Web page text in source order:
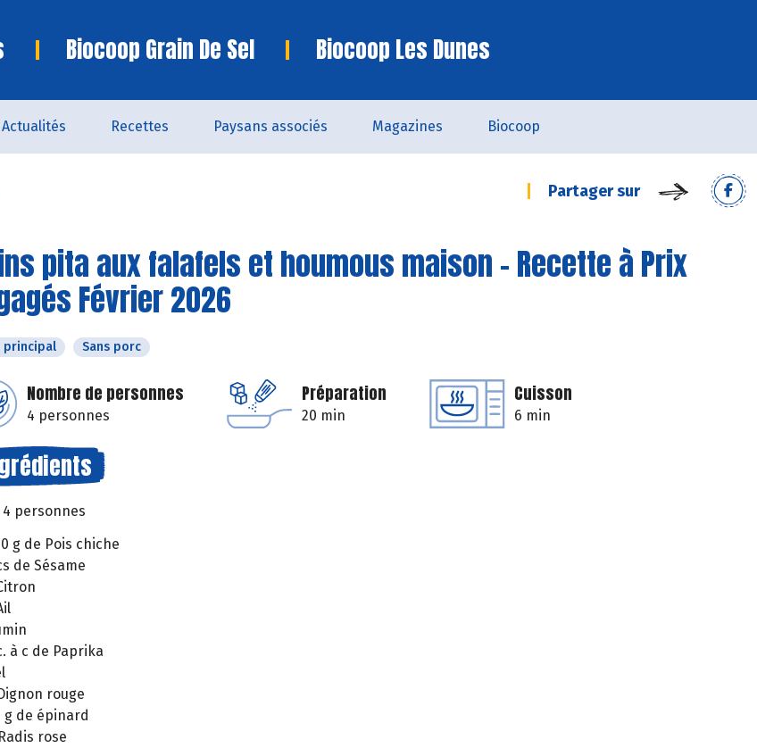
Biocoop Grain De Sel Biocoop Les Dunes
Actualités Recettes Paysans associés Magazines Biocoop
Partager sur
pita aux falafels et houmous maison - Recette à Prix
Février 2026
principal Sans porc
Nombre de personnes
4 personnes
Préparation
20 min
Cuisson
6 min
4 personnes
g de Pois chiche
de Sésame
à c de Paprika
rouge
g de épinard
rose